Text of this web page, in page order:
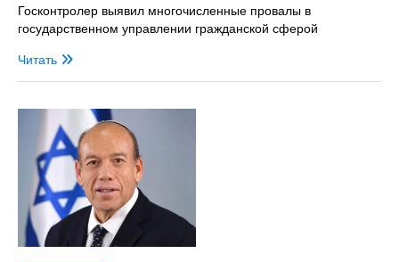
Госконтролер выявил многочисленные провалы в
государственном управлении гражданской сферой
Читать